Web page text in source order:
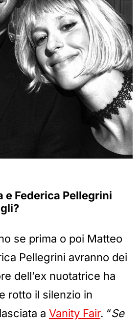
e Federica Pellegrini
se prima o poi Matteo
Pellegrini avranno dei
dell’ex nuotatrice ha
rotto il silenzio in
a Vanity Fair. “Se